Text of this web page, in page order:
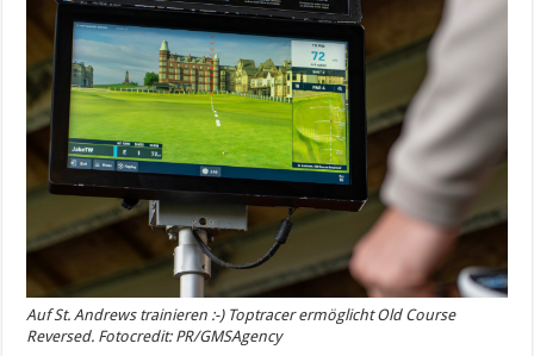
Auf St. Andrews trainieren :-) Toptracer ermöglicht Old Course
Reversed. Fotocredit: PR/GMSAgency